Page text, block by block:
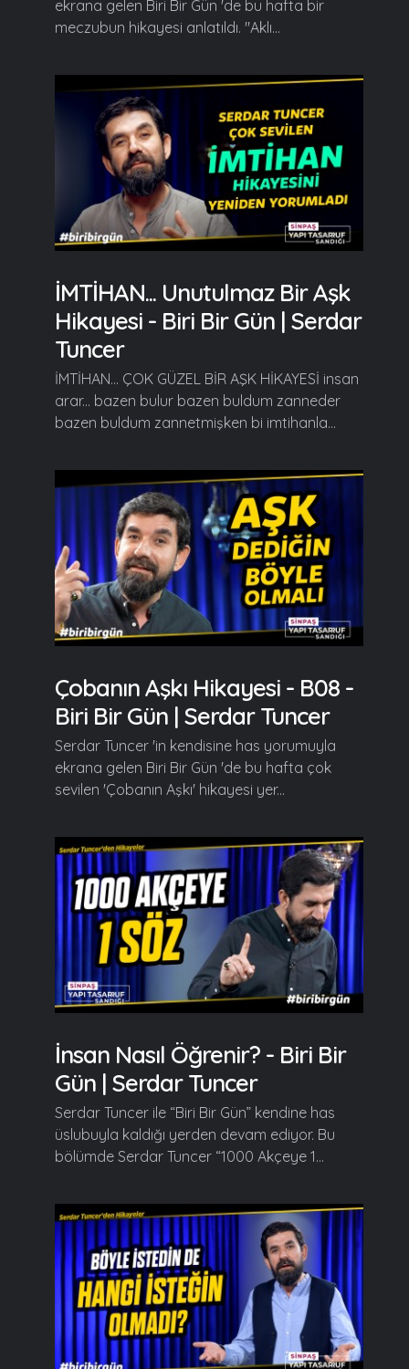
ekrana gelen Biri Bir Gün 'de bu hafta bir
meczubun hikayesi anlatıldı. "Aklı...
İMTİHAN... Unutulmaz Bir Aşk
Hikayesi - Biri Bir Gün | Serdar
Tuncer
İMTİHAN... ÇOK GÜZEL BİR AŞK HİKAYESİ insan
arar... bazen bulur bazen buldum zanneder
bazen buldum zannetmişken bi imtihanla...
Çobanın Aşkı Hikayesi - B08 -
Biri Bir Gün | Serdar Tuncer
Serdar Tuncer 'in kendisine has yorumuyla
ekrana gelen Biri Bir Gün 'de bu hafta çok
sevilen 'Çobanın Aşkı' hikayesi yer...
İnsan Nasıl Öğrenir? - Biri Bir
Gün | Serdar Tuncer
Serdar Tuncer ile “Biri Bir Gün” kendine has
üslubuyla kaldığı yerden devam ediyor. Bu
bölümde Serdar Tuncer “1000 Akçeye 1...